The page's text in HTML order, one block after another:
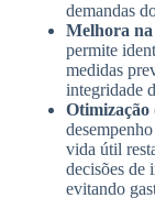
demandas
Melhora na
permite
medidas
integridade
Otimização
vida útil
decisões de
evitando